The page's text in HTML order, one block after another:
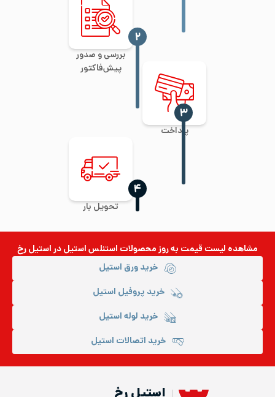
بررسی و صدور
پیش‌فاکتور
‍۲
پرداخت
‍۳
تحویل بار
‍۴
مشاهده لیست قیمت به روزمحصولات استنلس استیلدر استیل رخ
خرید ورق استیل
خرید پروفیل استیل
خرید لوله استیل
خرید اتصالات استیل